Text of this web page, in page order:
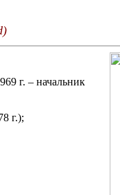
г. – начальник
г.);